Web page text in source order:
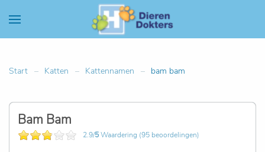
Start Katten Kattennamen bam bam
Bam Bam
2.9/5Waardering (95 beoordelingen)